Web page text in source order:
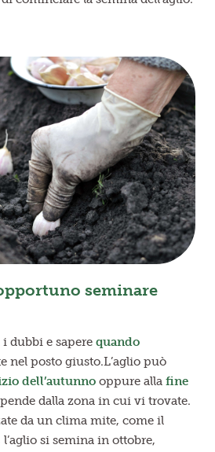
seminare
dubbi e sapere quando
nel posto giusto.L’aglio può
dell’autunno oppure alla fine
dalla zona in cui vi trovate.
da un clima mite, come il
si semina in ottobre,